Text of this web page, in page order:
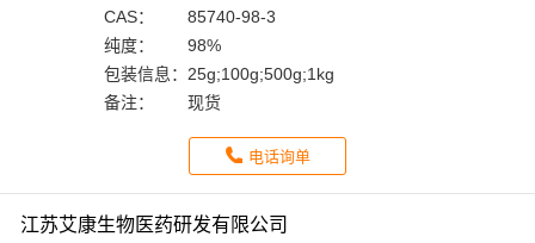
CAS：
85740-98-3
纯度：
98%
包装信息： 25g;100g;500g;1kg
备注：
现货
电话询单
江苏艾康生物医药研发有限公司